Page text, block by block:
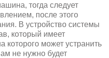
тогда следует
после этого
В устройство системы
который имеет
которого может устранить
не нужно будет